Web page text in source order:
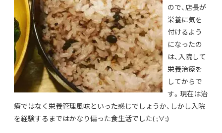
ので、店長が
栄養に気を
付けるよう
になったの
は、入院して
栄養治療を
してからで
す。現在は治
療ではなく栄養管理風味といった感じでしょうか、しかし入院
を経験するまではかなり偏った食生活でした( ;∀;)